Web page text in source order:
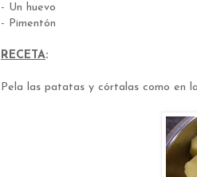
- Un huevo
- Pimentón
RECETA:
Pela las patatas y córtalas como en